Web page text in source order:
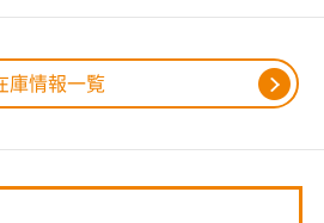
庫情報一覧